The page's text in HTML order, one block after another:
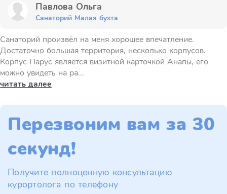
Павлова Ольга
Санаторий Малая бухта
Санаторий произвёл на меня хорошее впечатление.
Достаточно большая территория, несколько корпусов.
Корпус Парус является визитной карточкой Анапы, его
можно увидеть на ра...
читать далее
Перезвоним вам за 30
секунд!
Получите полноценную консультацию
курортолога по телефону